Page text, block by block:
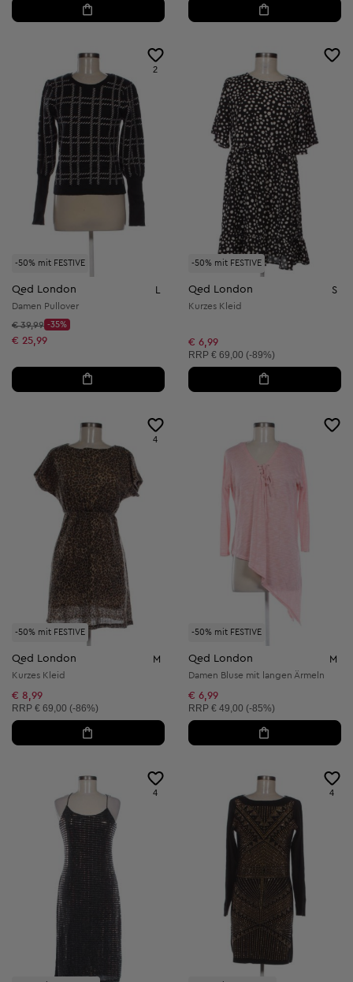
-50% mit FESTIVE
2
Qed London L
Damen Pullover
Startpreis:
€ 39,99
Discount Price:
-35%
Reduzierter Preis:
€ 25,99
-50% mit FESTIVE
Qed London S
Kurzes Kleid
€ 6,99
Unverbindliche Preisempfehlung:
RRP € 69,00 (-89%)
-50% mit FESTIVE
4
Qed London M
Kurzes Kleid
€ 8,99
Unverbindliche Preisempfehlung:
RRP € 69,00 (-86%)
-50% mit FESTIVE
Qed London M
Damen Bluse mit langen Ärmeln
€ 6,99
Unverbindliche Preisempfehlung:
RRP € 49,00 (-85%)
4 4